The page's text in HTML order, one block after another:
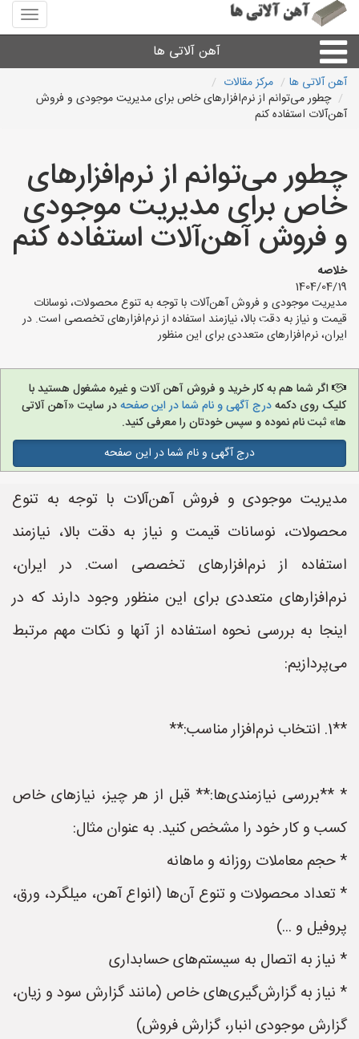
منوی
سایت
آلاتی
آهن آلاتی ها
میلگرد نبشی،مفتول
لوله و اتصالات
سایر آهن آلات
آهن آلاتی های شهرها
آهن آلاتی ها
مرکز مقالات
چطور می‌توانم از نرم‌افزارهای خاص برای مدیریت موجودی و فروش
آهن‌آلات استفاده کنم
چطور می‌توانم از نرم‌افزارهای
خاص برای مدیریت موجودی
و فروش آهن‌آلات استفاده کنم
خلاصه
1404/04/19
مدیریت موجودی و فروش آهن‌آلات با توجه به تنوع محصولات، نوسانات
قیمت و نیاز به دقت بالا، نیازمند استفاده از نرم‌افزارهای تخصصی است. در
ایران، نرم‌افزارهای متعددی برای این منظور
اگر شما هم به کار خرید و فروش آهن آلات و غیره مشغول هستید با
کلیک روی دکمهدرج آگهی و نام شما در این صفحهدر سایت «آهن آلاتی
ها» ثبت نام نموده و سپس خودتان را معرفی کنید.
درج آگهی و نام شما در این صفحه
مدیریت موجودی و فروش آهن‌آلات با توجه به تنوع
محصولات، نوسانات قیمت و نیاز به دقت بالا، نیازمند
استفاده از نرم‌افزارهای تخصصی است. در ایران،
نرم‌افزارهای متعددی برای این منظور وجود دارند که در
اینجا به بررسی نحوه استفاده از آنها و نکات مهم مرتبط
می‌پردازیم:
**1. انتخاب نرم‌افزار مناسب:**
* **بررسی نیازمندی‌ها:** قبل از هر چیز، نیازهای خاص
کسب و کار خود را مشخص کنید. به عنوان مثال:
* حجم معاملات روزانه و ماهانه
* تعداد محصولات و تنوع آن‌ها (انواع آهن، میلگرد، ورق،
پروفیل و ...)
* نیاز به اتصال به سیستم‌های حسابداری
* نیاز به گزارش‌گیری‌های خاص (مانند گزارش سود و زیان،
گزارش موجودی انبار، گزارش فروش)